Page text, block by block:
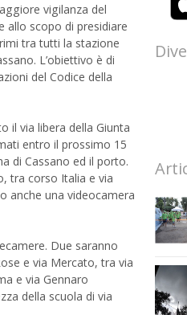
vigilanza del
allo scopo di presidiare
tra tutti la stazione
L’obiettivo è di
del Codice della
il via libera della Giunta
entro il prossimo 15
di Cassano ed il porto.
tra corso Italia e via
anche una videocamera
Due saranno
e via Mercato, tra via
e via Gennaro
della scuola di via